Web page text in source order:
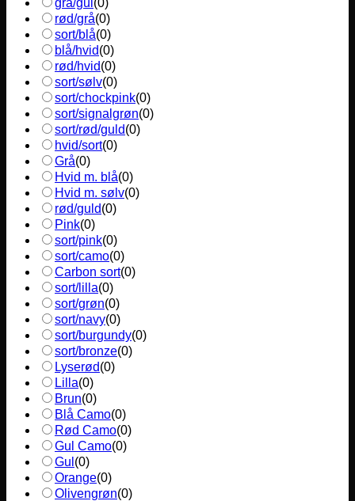
rød/grå(0)
sort/blå(0)
blå/hvid(0)
rød/hvid(0)
sort/sølv(0)
sort/chockpink(0)
sort/signalgrøn(0)
sort/rød/guld(0)
hvid/sort(0)
Grå(0)
Hvid m. blå(0)
Hvid m. sølv(0)
rød/guld(0)
Pink(0)
sort/pink(0)
sort/camo(0)
Carbon sort(0)
sort/lilla(0)
sort/grøn(0)
sort/navy(0)
sort/burgundy(0)
sort/bronze(0)
Lyserød(0)
Lilla(0)
Brun(0)
Blå Camo(0)
Rød Camo(0)
Gul Camo(0)
Gul (0)
Orange(0)
Olivengrøn(0)